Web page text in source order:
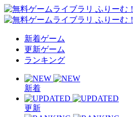
新着ゲーム
更新ゲーム
ランキング
新着
更新